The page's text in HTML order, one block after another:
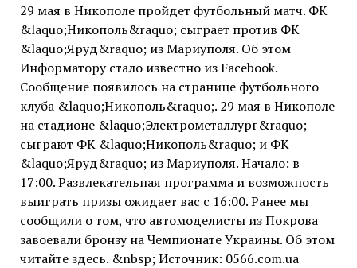
29 мая в Никополе пройдет футбольный матч. ФК
&laquo;Никополь&raquo; сыграет против ФК
&laquo;Яруд&raquo; из Мариуполя. Об этом
Информатору стало известно из Facebook.
Сообщение появилось на странице футбольного
клуба &laquo;Никополь&raquo;. 29 мая в Никополе
на стадионе &laquo;Электрометаллург&raquo;
сыграют ФК &laquo;Никополь&raquo; и ФК
&laquo;Яруд&raquo; из Мариуполя. Начало: в
17:00. Развлекательная программа и возможность
выиграть призы ожидает вас с 16:00. Ранее мы
сообщили о том, что автомоделисты из Покрова
завоевали бронзу на Чемпионате Украины. Об этом
читайте здесь. &nbsp; Источник: 0566.com.ua